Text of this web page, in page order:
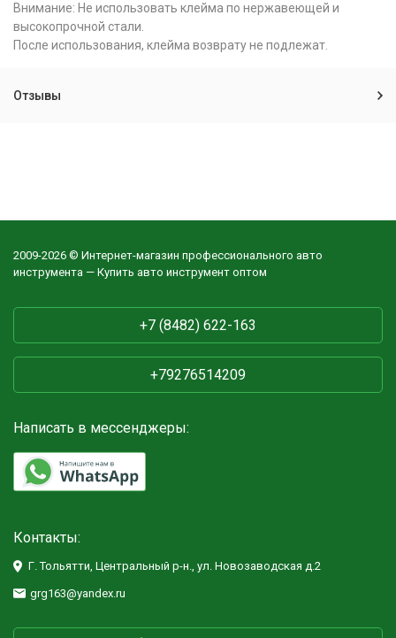
Внимание: Не использовать клейма по нержавеющей и
высокопрочной стали.
После использования, клейма возврату не подлежат.
Отзывы
2009-2026 © Интернет-магазин профессионального авто
инструмента — Купить авто инструмент оптом
+7 (8482) 622-163
+79276514209
Написать в мессенджеры:
Контакты:
Г. Тольятти, Центральный р-н., ул. Новозаводская д.2
grg163@yandex.ru